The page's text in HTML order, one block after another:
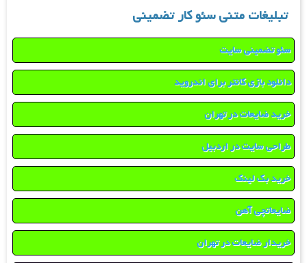
تبلیغات متنی سئو کار تضمینی
سئو تضمینی سایت
دانلود بازی کانتر برای اندروید
خرید ضایعات در تهران
طراحی سایت در اردبیل
خرید بک لینک
ضایعاتچی آهن
خریدار ضایعات در تهران